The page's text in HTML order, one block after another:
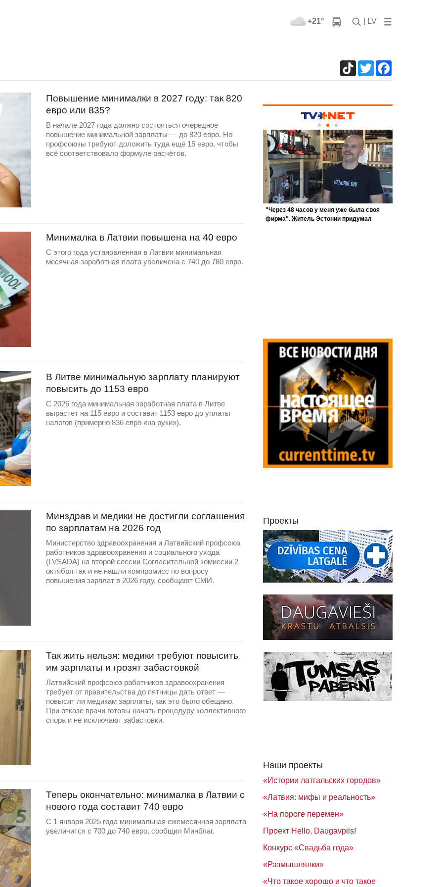
+21° | LV
TikTokTwitter
Повышение минималки в 2027 году: так 820
евро или 835?
В начале 2027 года должно состояться очередное
повышение минимальной зарплаты — до 820 евро. Но
профсоюзы требуют доложить туда ещё 15 евро, чтобы
всё соответствовало формуле расчётов.
Минималка в Латвии повышена на 40 евро
С этого года установленная в Латвии минимальная
месячная заработная плата увеличена с 740 до 780 евро.
В Литве минимальную зарплату планируют
повысить до 1153 евро
С 2026 года минимальная заработная плата в Литве
вырастет на 115 евро и составит 1153 евро до уплаты
налогов (примерно 836 евро «на руки»).
Минздрав и медики не достигли соглашения
по зарплатам на 2026 год
Министерство здравоохранения и Латвийский профсоюз
работников здравоохранения и социального ухода
(LVSADA) на второй сессии Согласительной комиссии 2
октября так и не нашли компромисс по вопросу
повышения зарплат в 2026 году, сообщают СМИ.
Так жить нельзя: медики требуют повысить
им зарплаты и грозят забастовкой
Латвийский профсоюз работников здравоохранения
требует от правительства до пятницы дать ответ —
повысят ли медикам зарплаты, как это было обещано.
При отказе врачи готовы начать процедуру коллективного
спора и не исключают забастовки.
Теперь окончательно: минималка в Латвии с
нового года составит 740 евро
С 1 января 2025 года минимальная ежемесячная зарплата
увеличится с 700 до 740 евро, сообщил Минблаг.
Проекты
Наши проекты
«Истории латгальских городов»
«Латвия: мифы и реальность»
«На пороге перемен»
Проект Hello, Daugavpils!
Конкурс «Свадьба года»
«Размышлялки»
«Что такое хорошо и что такое